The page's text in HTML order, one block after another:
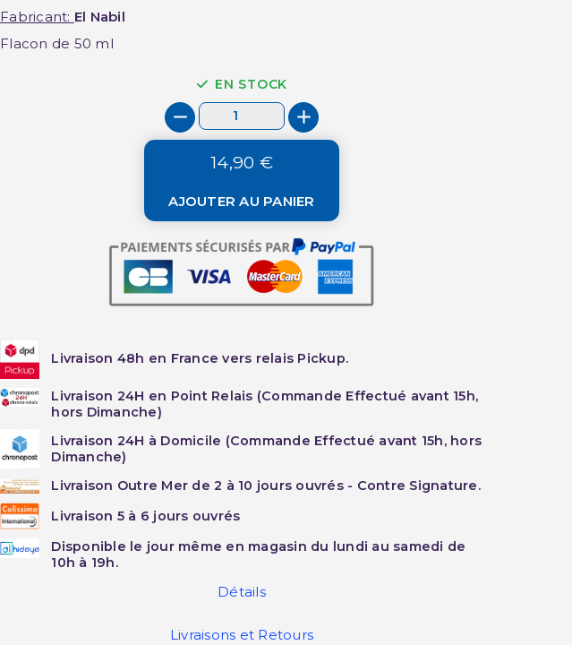
Fabricant: El Nabil
Flacon de 50 ml
EN STOCK
14,90 €
AJOUTER AU PANIER
Livraison 48h en France vers relais Pickup.
Livraison 24H en Point Relais (Commande Effectué avant 15h,
hors Dimanche)
Livraison 24H à Domicile (Commande Effectué avant 15h, hors
Dimanche)
Livraison Outre Mer de 2 à 10 jours ouvrés - Contre Signature.
Livraison 5 à 6 jours ouvrés
Disponible le jour même en magasin du lundi au samedi de
10h à 19h.
Détails
Livraisons et Retours